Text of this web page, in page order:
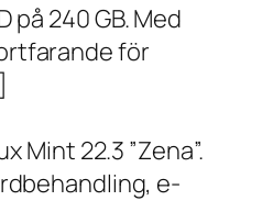
på 240 GB. Med
för
Mint 22.3 ”Zena”.
e-